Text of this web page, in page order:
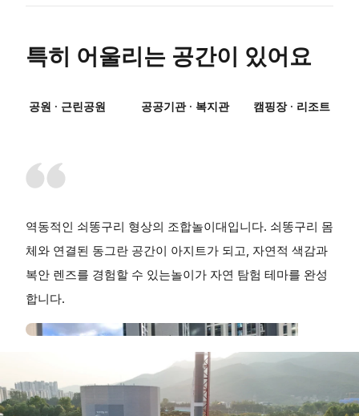
특히 어울리는 공간이 있어요
공원 · 근린공원 공공기관 · 복지관 캠핑장 · 리조트
역동적인 쇠똥구리 형상의 조합놀이대입니다. 쇠똥구리 몸
체와 연결된 동그란 공간이 아지트가 되고, 자연적 색감과
복안 렌즈를 경험할 수 있는놀이가 자연 탐험 테마를 완성
합니다.